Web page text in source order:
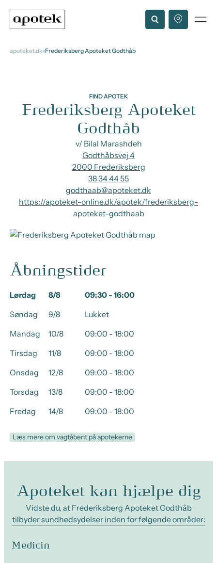
apoteket.dk Frederiksberg Apoteket Godthåb
FIND APOTEK
Frederiksberg Apoteket
Godthåb
v/ Bilal Marashdeh
Godthåbsvej 4
2000 Frederiksberg
38 34 44 55
godthaab@apoteket.dk
https://apoteket-online.dk/apotek/frederiksberg-
apoteket-godthaab
Åbningstider
Lørdag 8/8
09:30 - 16:00
Søndag
9/8
Lukket
Mandag
10/8
09:00 - 18:00
Tirsdag
11/8
09:00 - 18:00
Onsdag
12/8
09:00 - 18:00
Torsdag
13/8
09:00 - 18:00
Fredag
14/8 09:00 - 18:00
Læs mere om vagtåbent på apotekerne
Apoteket kan hjælpe dig
Vidste du, at Frederiksberg Apoteket Godthåb
tilbyder sundhedsydelser inden for følgende områder:
Medicin